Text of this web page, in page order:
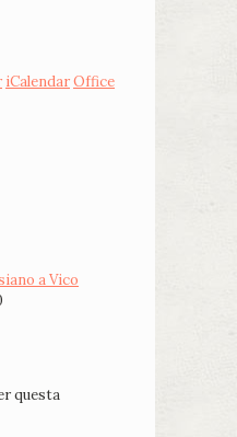
iCalendarOffice
a Vico
questa